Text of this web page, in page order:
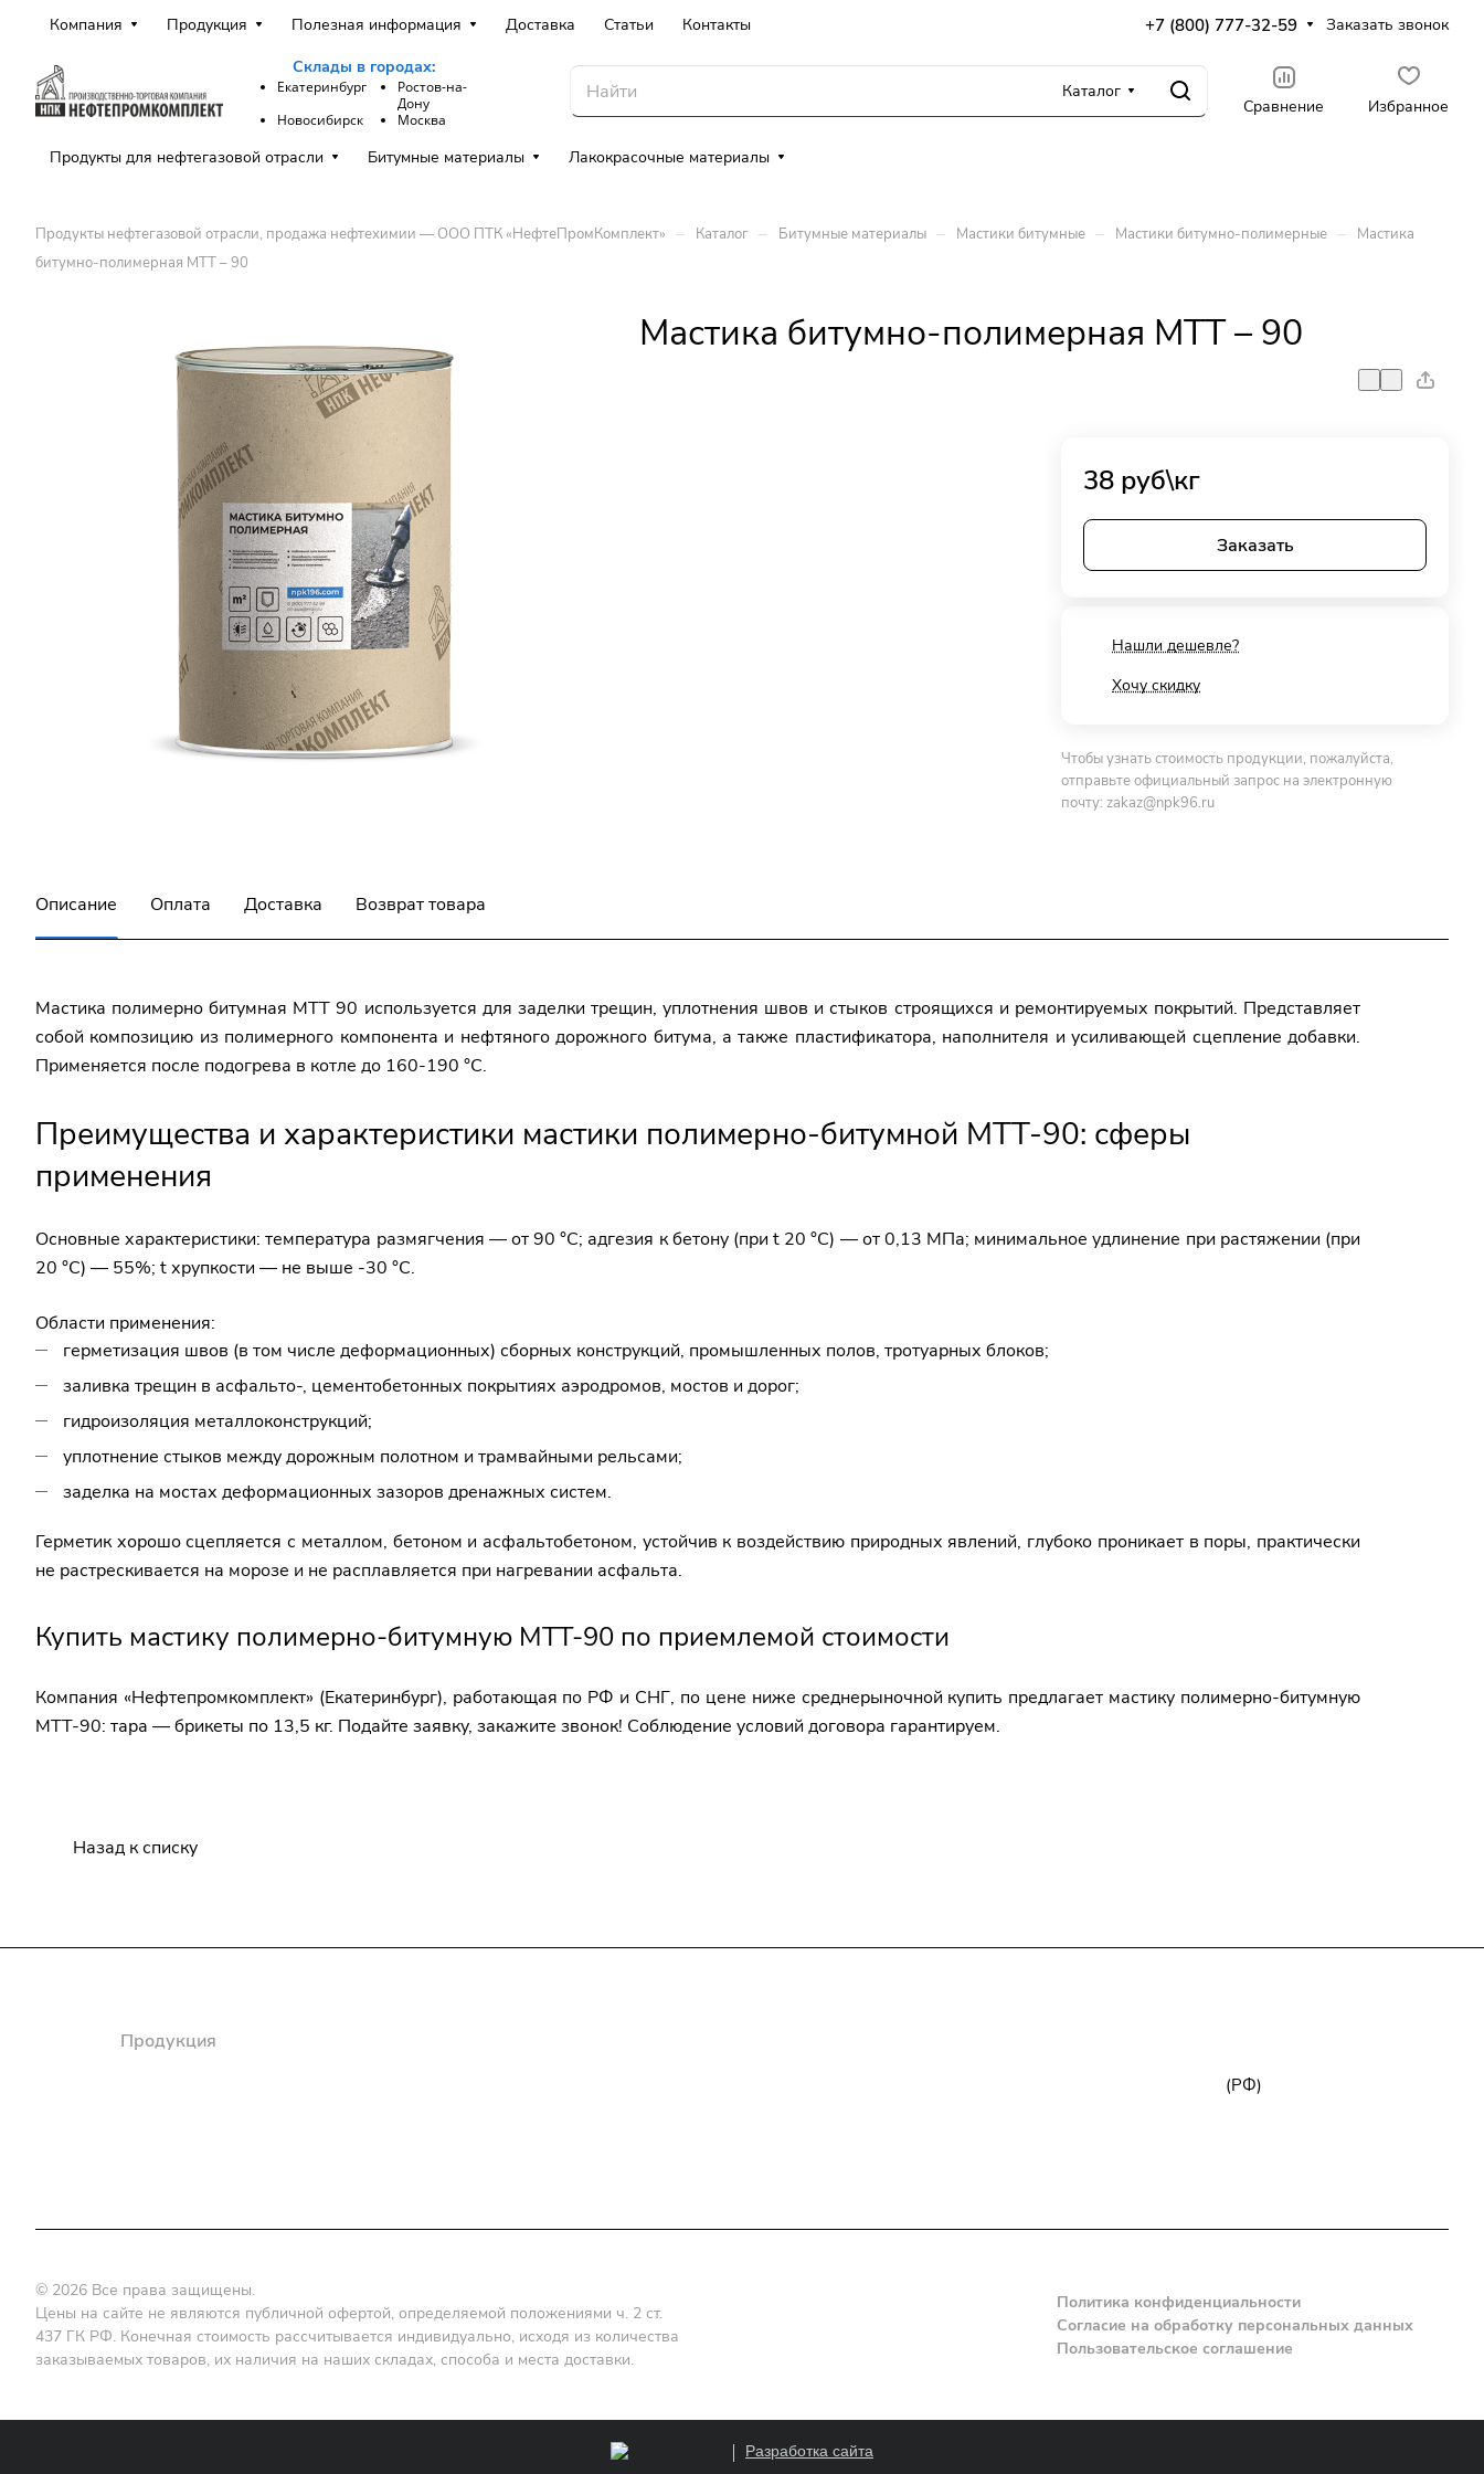
Компания Продукция Полезная информация Доставка Статьи Контакты +7 (800) 777-32-59
Заказать звонок
Склады в городах:
Екатеринбург
Ростов-на-
Дону
Новосибирск
Москва
Каталог
Сравнение Избранное
Продукты для нефтегазовой отрасли Битумные материалы Лакокрасочные материалы
Продукты нефтегазовой отрасли, продажа нефтехимии — ООО ПТК «НефтеПромКомплект» – Каталог – Битумные материалы – Мастики битумные – Мастики битумно-полимерные –
Мастика
битумно-полимерная МТТ – 90
Мастика битумно-полимерная МТТ – 90
38 руб\кг
Заказать
Нашли дешевле?
Хочу скидку
Чтобы узнать стоимость продукции, пожалуйста,
отправьте официальный запрос на электронную
почту:zakaz@npk96.ru
Описание Оплата Доставка Возврат товара
Мастика полимерно битумная МТТ 90 используется для заделки трещин, уплотнения швов и стыков строящихся и ремонтируемых покрытий. Представляет
собой композицию из полимерного компонента и нефтяного дорожного битума, а также пластификатора, наполнителя и усиливающей сцепление добавки.
Применяется после подогрева в котле до 160-190 °C.
Преимущества и характеристики мастики полимерно-битумной МТТ-90: сферы
применения
Основные характеристики: температура размягчения — от 90 °C; адгезия к бетону (при t 20 °C) — от 0,13 МПа; минимальное удлинение при растяжении (при
20 °C) — 55%; t хрупкости — не выше -30 °C.
Области применения:
герметизация швов (в том числе деформационных) сборных конструкций, промышленных полов, тротуарных блоков;
заливка трещин в асфальто-, цементобетонных покрытиях аэродромов, мостов и дорог;
гидроизоляция металлоконструкций;
уплотнение стыков между дорожным полотном и трамвайными рельсами;
заделка на мостах деформационных зазоров дренажных систем.
Герметик хорошо сцепляется с металлом, бетоном и асфальтобетоном, устойчив к воздействию природных явлений, глубоко проникает в поры, практически
не растрескивается на морозе и не расплавляется при нагревании асфальта.
Купить мастику полимерно-битумную МТТ-90 по приемлемой стоимости
Компания «Нефтепромкомплект» (Екатеринбург), работающая по РФ и СНГ, по цене ниже среднерыночной купить предлагает мастику полимерно-битумную
МТТ-90: тара — брикеты по 13,5 кг. Подайте заявку, закажите звонок! Соблюдение условий договора гарантируем.
Назад к списку
Продукция
(РФ)
© 2026 Все права защищены.
Цены на сайте не являются публичной офертой, определяемой положениями ч. 2 ст.
437 ГК РФ. Конечная стоимость рассчитывается индивидуально, исходя из количества
заказываемых товаров, их наличия на наших складах, способа и места доставки.
Политика конфиденциальности
Согласие на обработку персональных данных
Пользовательское соглашение
Разработка сайта